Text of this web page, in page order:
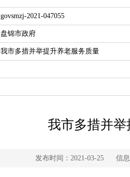
govsmzj-2021-047055
盘锦市政府
我市多措并举提升养老服务质量
我市多措并
发布时间：2021-03-25 信